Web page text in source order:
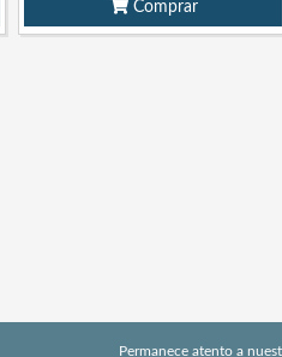
Comprar
Permanece atento a